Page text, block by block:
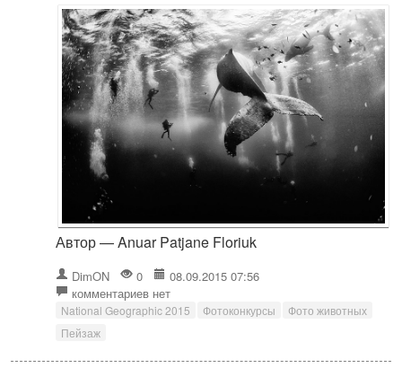
Автор — Anuar Patjane Floriuk
DimON 0
08.09.2015 07:56
комментариев нет
National Geographic 2015 Фотоконкурсы
Фото животных
Пейзаж